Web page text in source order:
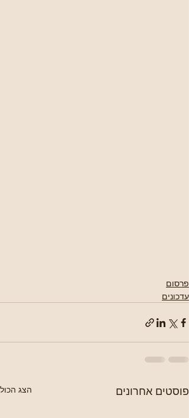
פרסום
עדכונים
פוסטים אחרונים הצג הכול